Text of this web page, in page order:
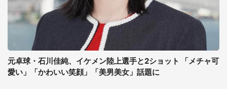
元卓球・石川佳純、イケメン陸上選手と2ショット 「メチャ可
愛い」「かわいい笑顔」「美男美女」話題に